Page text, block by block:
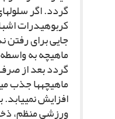
گردد. اگر
کربوهیدرات
جایى براى رفتن
ماهیچه به
گردد بعد از
ماهیچه‏ها جذب
افزایش نمى‏یابد.
ورزشى منظم،